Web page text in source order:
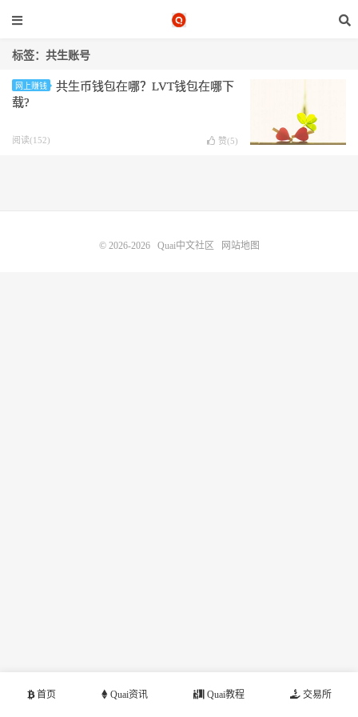
标签：共生账号
网上赚钱
共生币钱包在哪？LVT钱包在哪下
载?
阅读(152) 赞(5)
首页 Quai资讯 Quai教程 交易所
© 2026-2026 Quai中文社区 网站地图